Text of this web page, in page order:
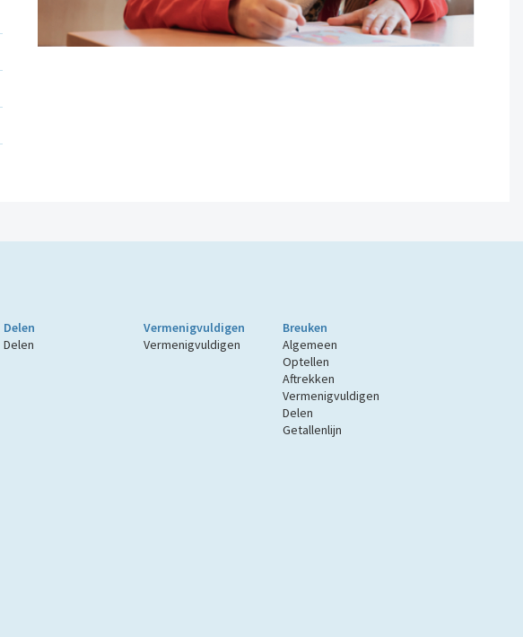
Delen
Delen
Vermenigvuldigen
Vermenigvuldigen
Breuken
Algemeen
Optellen
Aftrekken
Vermenigvuldigen
Delen
Getallenlijn